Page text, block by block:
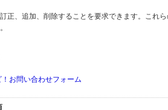
正、追加、削除することを要求できます。これ
お問い合わせフォーム